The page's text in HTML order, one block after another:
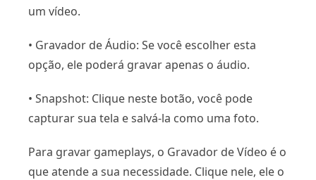
um vídeo.
• Gravador de Áudio: Se você escolher esta
opção, ele poderá gravar apenas o áudio.
• Snapshot: Clique neste botão, você pode
capturar sua tela e salvá-la como uma foto.
Para gravar gameplays, o Gravador de Vídeo é o
que atende a sua necessidade. Clique nele, ele o